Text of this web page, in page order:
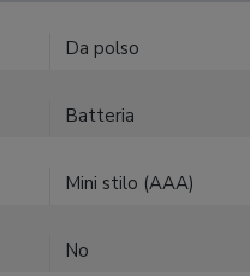
Da polso
Batteria
Mini stilo (AAA)
No